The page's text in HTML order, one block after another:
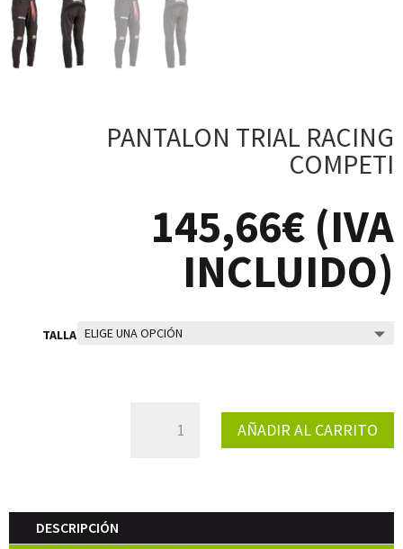
PANTALON TRIAL RACING
COMPETI
145,66€ (IVA
INCLUIDO)
TALLA
AÑADIR AL CARRITO
DESCRIPCIÓN